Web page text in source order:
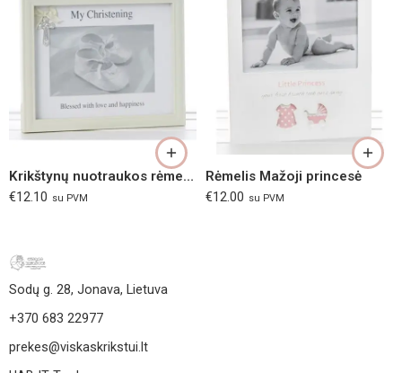
Krikštynų nuotraukos rėmelis
€12.10 su PVM
Rėmelis Mažoji princesė
€12.00 su PVM
Sodų g. 28, Jonava, Lietuva
+370 683 22977
prekes@viskaskrikstui.lt